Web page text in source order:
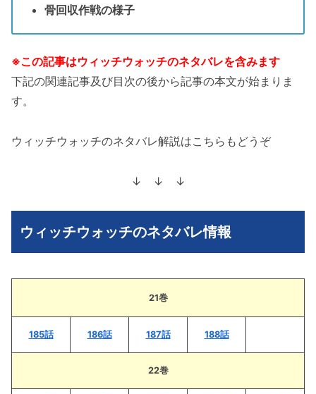
骨回収作戦の様子
※この記事はウィッチウォッチのネタバレを含みます
下記の関連記事及び目次の後から記事の本文が始まりま
す。
ウィッチウォッチのネタバレ解説はこちらもどうぞ
↓ ↓ ↓
ウィッチウォッチのネタバレ情報
21巻
185話 186話 187話 188話
22巻